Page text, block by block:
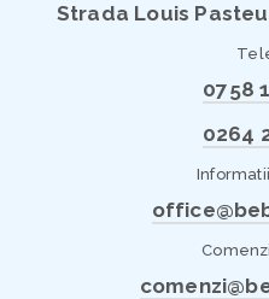
Strada Louis
0758
0264